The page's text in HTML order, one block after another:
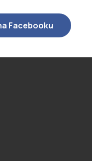
Facebooku